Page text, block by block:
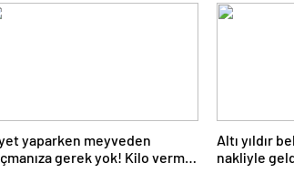
yaparken meyveden
gerek yok! Kilo verme
Altı yıldır
nakliyle